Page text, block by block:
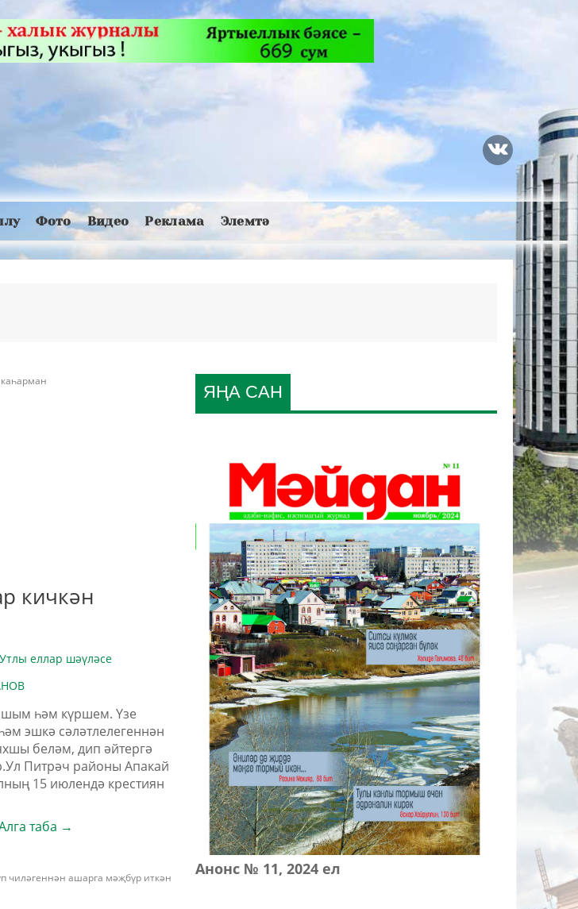
Фото Видео Реклама Элемтә
кичкән
Утлы еллар шәүләсе
һәм күршем. Үзе
эшкә сәләтлелегеннән
беләм, дип әйтергә
Питрәч районы Апакай
15 июлендә крестиян
таба →
ЯҢА САН
Анонс № 11, 2024 ел